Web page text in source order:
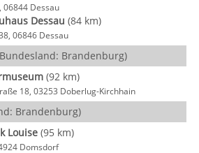
06844 Dessau
Dessau (84 km)
06846 Dessau
Brandenburg)
(92 km)
18, 03253 Doberlug-Kirchhain
Brandenburg)
Louise(95 km)
Domsdorf